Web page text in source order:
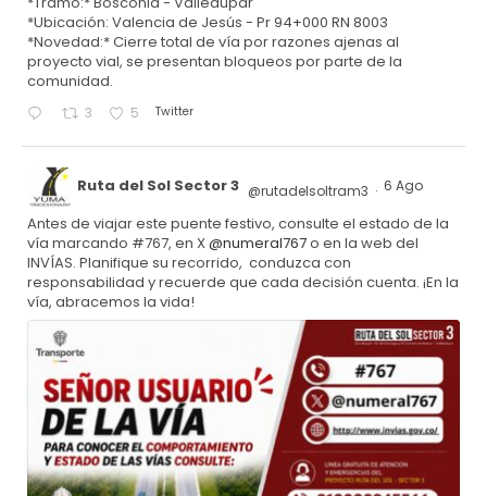
*Ubicación: Valencia de Jesús - Pr 94+000 RN 8003
*Novedad:* Cierre total de vía por razones ajenas al
proyecto vial, se presentan bloqueos por parte de la
comunidad.
3 5 Twitter
Ruta del Sol Sector 3 @rutadelsoltram3 · 6 Ago
Antes de viajar este puente festivo, consulte el estado de la
vía marcando #767, en X@numeral767o en la web del
INVÍAS. Planifique su recorrido, conduzca con
responsabilidad y recuerde que cada decisión cuenta. ¡En la
vía, abracemos la vida!